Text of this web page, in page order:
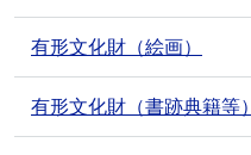
有形文化財（絵画）
有形文化財（書跡典籍等）